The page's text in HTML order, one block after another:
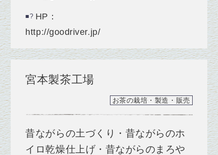
HP：
http://goodriver.jp/
宮本製茶工場
お茶の栽培・製造・販売
昔ながらの土づくり・昔ながらのホ
イロ乾燥仕上げ・昔ながらのまろや